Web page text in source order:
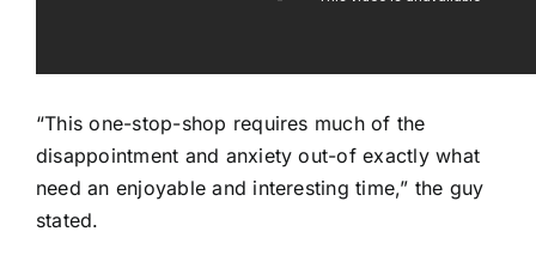
“This one-stop-shop requires much of the
disappointment and anxiety out-of exactly what
need an enjoyable and interesting time,” the guy
stated.